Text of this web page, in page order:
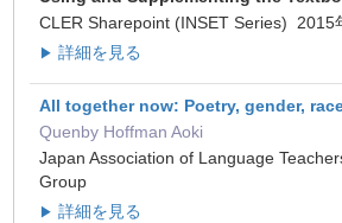
CLER Sharepoint (INSET Series)
▶ 詳細を見る
All together now: Poetry, gender,
Quenby Hoffman Aoki
Japan Association of Language
Group
▶ 詳細を見る